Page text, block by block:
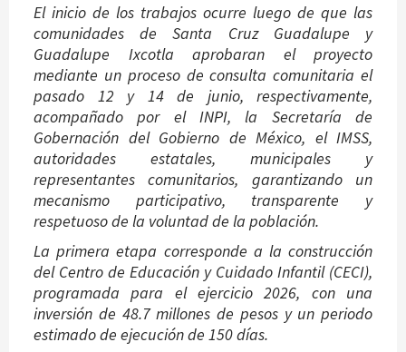
El inicio de los trabajos ocurre luego de que las
comunidades de Santa Cruz Guadalupe y
Guadalupe Ixcotla aprobaran el proyecto
mediante un proceso de consulta comunitaria el
pasado 12 y 14 de junio, respectivamente,
acompañado por el INPI, la Secretaría de
Gobernación del Gobierno de México, el IMSS,
autoridades estatales, municipales y
representantes comunitarios, garantizando un
mecanismo participativo, transparente y
respetuoso de la voluntad de la población.
La primera etapa corresponde a la construcción
del Centro de Educación y Cuidado Infantil (CECI),
programada para el ejercicio 2026, con una
inversión de 48.7 millones de pesos y un periodo
estimado de ejecución de 150 días.